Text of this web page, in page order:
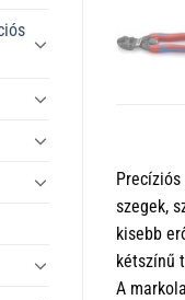
szegek,
kisebb
kétszínű
A